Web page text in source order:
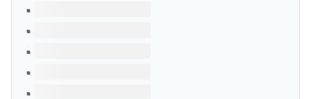
このタイトルの巻号